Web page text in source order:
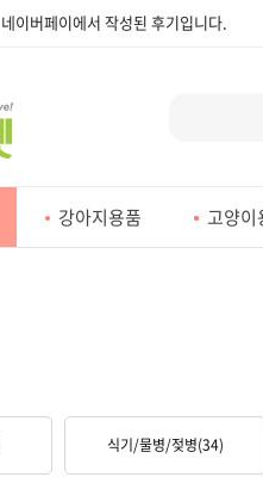
네이버페이에서 작성된 후기입니다.
네이버페이에서 작성된 후기입니다.
네이버페이에서 작성된 후기입니다.
네이버페이에서 작성된 후기입니다.
강아지용품 고양이
식기/물병/젖병(34)